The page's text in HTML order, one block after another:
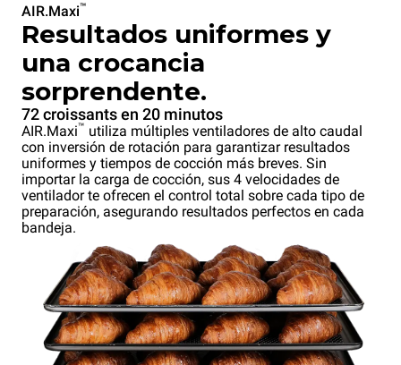
AIR.Maxi™
Resultados uniformes y
una crocancia
sorprendente.
72 croissants en 20 minutos
AIR.Maxi™ utiliza múltiples ventiladores de alto caudal
con inversión de rotación para garantizar resultados
uniformes y tiempos de cocción más breves. Sin
importar la carga de cocción, sus 4 velocidades de
ventilador te ofrecen el control total sobre cada tipo de
preparación, asegurando resultados perfectos en cada
bandeja.